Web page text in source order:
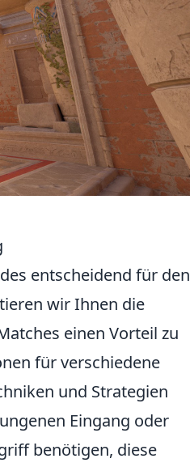
entscheidend für den
wir Ihnen die
einen Vorteil zu
für verschiedene
und Strategien
Eingang oder
benötigen, diese